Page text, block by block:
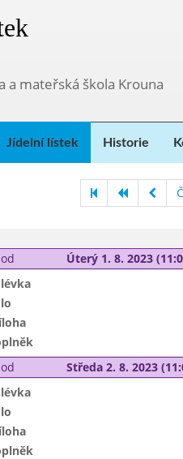
a mateřská škola Krouna
Jídelní lístek Historie
Úterý 1. 8. 2023
Středa 2. 8. 2023